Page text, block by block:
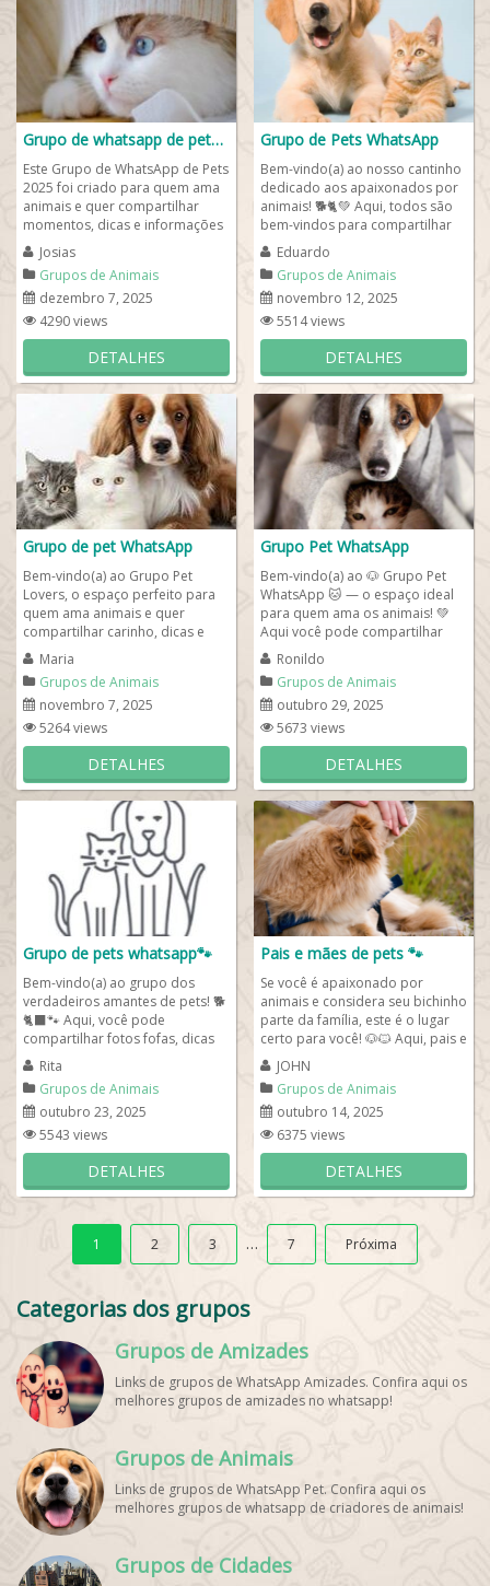
Grupo de whatsapp de pets 2025
Este Grupo de WhatsApp de Pets
2025 foi criado para quem ama
animais e quer compartilhar
momentos, dicas e informações
do dia a dia com seu pet. Aqui
você...
Josias
Grupos de Animais
dezembro 7, 2025
4290 views
DETALHES
Grupo de Pets WhatsApp
Bem-vindo(a) ao nosso cantinho
dedicado aos apaixonados por
animais! 🐕🐈💚 Aqui, todos são
bem-vindos para compartilhar
experiências, dúvidas, fotos,...
Eduardo
Grupos de Animais
novembro 12, 2025
5514 views
DETALHES
Grupo de pet WhatsApp
Bem-vindo(a) ao Grupo Pet
Lovers, o espaço perfeito para
quem ama animais e quer
compartilhar carinho, dicas e
experiências com seus bichinhos
de...
Maria
Grupos de Animais
novembro 7, 2025
5264 views
DETALHES
Grupo Pet WhatsApp
Bem-vindo(a) ao 🐶 Grupo Pet
WhatsApp 🐱 — o espaço ideal
para quem ama os animais! 💚
Aqui você pode compartilhar
fotos fofas 📸, trocar dicas de...
Ronildo
Grupos de Animais
outubro 29, 2025
5673 views
DETALHES
Grupo de pets whatsapp🐾
Bem-vindo(a) ao grupo dos
verdadeiros amantes de pets! 🐕
🐈‍⬛🐾 Aqui, você pode
compartilhar fotos fofas, dicas
de cuidados, curiosidades e...
Rita
Grupos de Animais
outubro 23, 2025
5543 views
DETALHES
Pais e mães de pets 🐾
Se você é apaixonado por
animais e considera seu bichinho
parte da família, este é o lugar
certo para você! 🐶🐱 Aqui, pais e
mães de pets...
JOHN
Grupos de Animais
outubro 14, 2025
6375 views
DETALHES
1 2 3 … 7 Próxima
Categorias dos grupos
Grupos de Amizades
Links de grupos de WhatsApp Amizades. Confira aqui os
melhores grupos de amizades no whatsapp!
Grupos de Animais
Links de grupos de WhatsApp Pet. Confira aqui os
melhores grupos de whatsapp de criadores de animais!
Grupos de Cidades